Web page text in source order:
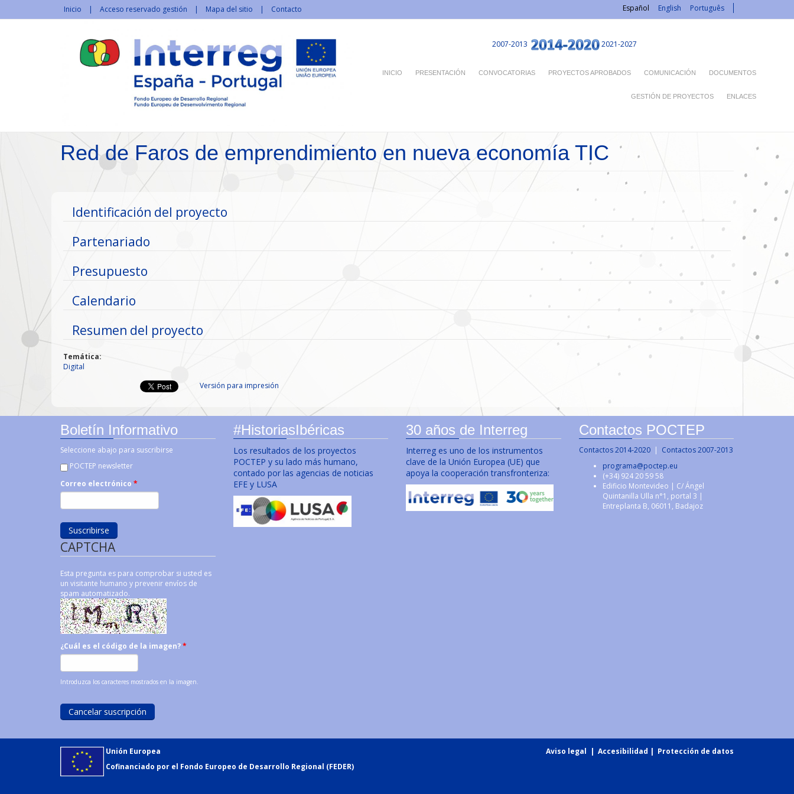
Pasar al contenido principal
Inicio Acceso reservado gestión Mapa del sitio Contacto Español English Português
INICIO PRESENTACIÓN CONVOCATORIAS PROYECTOS APROBADOS COMUNICACIÓN DOCUMENTOS
GESTIÓN DE PROYECTOS ENLACES
2007-2013 2021-2027
Red de Faros de emprendimiento en nueva economía TIC
Mostrar
Identificación del proyecto
Mostrar
Partenariado
Mostrar
Presupuesto
Mostrar
Calendario
Mostrar
Resumen del proyecto
Temática:
Digital
Versión para impresión
Boletín Informativo
Seleccione abajo para suscribirse
POCTEP newsletter
Correo electrónico *
CAPTCHA
Esta pregunta es para comprobar si usted es
un visitante humano y prevenir envíos de
spam automatizado.
¿Cuál es el código de la imagen?*
Introduzca los caracteres mostrados en la imagen.
#HistoriasIbéricas
Los resultados de los proyectos
POCTEP y su lado más humano,
contado por las agencias de noticias
EFE y LUSA
30 años de Interreg
Interreg es uno de los instrumentos
clave de la Unión Europea (UE) que
apoya la cooperación transfronteriza:
Contactos POCTEP
Contactos 2014-2020| Contactos 2007-2013
programa@poctep.eu
(+34) 924 20 59 58
Edificio Montevideo | C/ Ángel
Quintanilla Ulla n°1, portal 3 |
Entreplanta B, 06011, Badajoz
Unión Europea
Cofinanciado por el Fondo Europeo de Desarrollo Regional (FEDER)
Aviso legal | Accesibilidad | Protección de datos